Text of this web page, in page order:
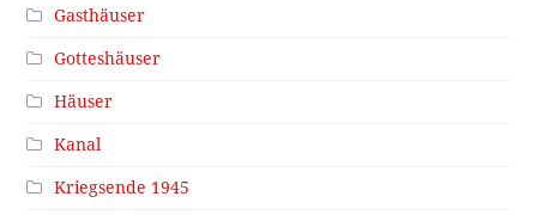
Gasthäuser
Gotteshäuser
Häuser
Kanal
Kriegsende 1945